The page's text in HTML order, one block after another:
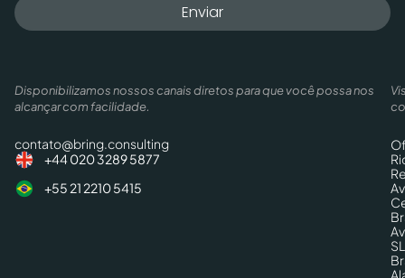
Enviar
Disponibilizamos nossos canais diretos para que você possa nos
alcançar com facilidade.
contato@bring.consulting
+44 020 3289 5877
+55 21 2210 5415